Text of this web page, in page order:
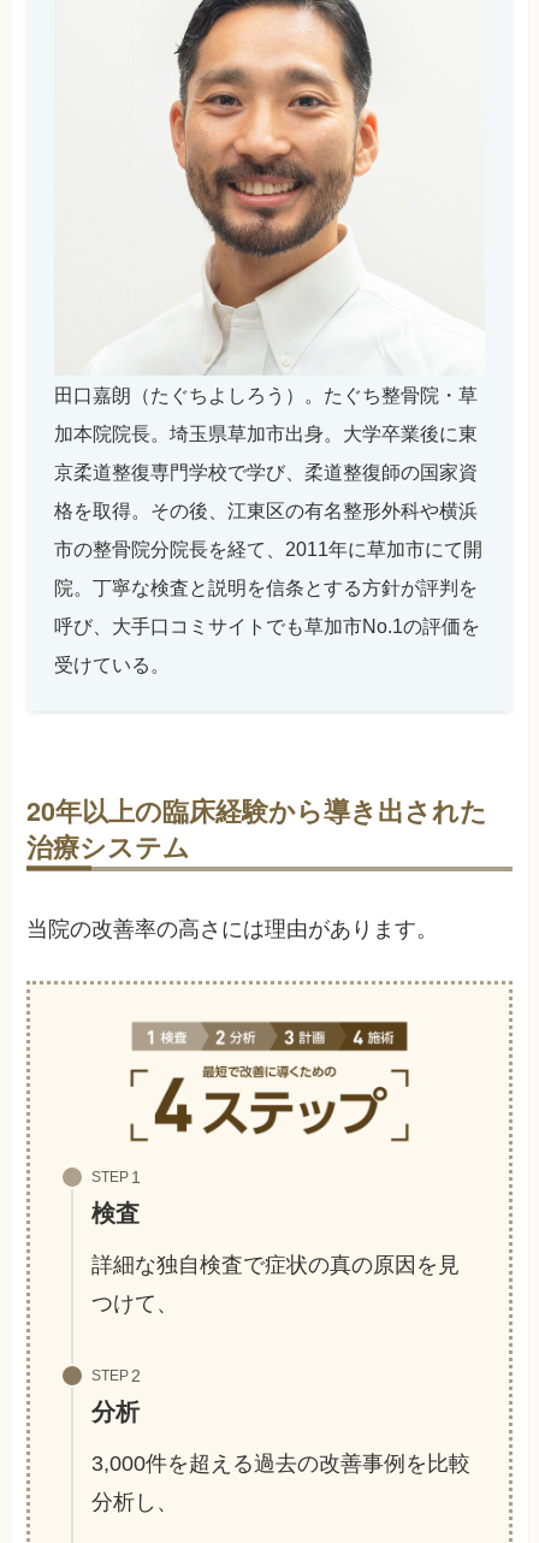
田口嘉朗（たぐちよしろう）。たぐち整骨院・草
加本院院長。埼玉県草加市出身。大学卒業後に東
京柔道整復専門学校で学び、柔道整復師の国家資
格を取得。その後、江東区の有名整形外科や横浜
市の整骨院分院長を経て、2011年に草加市にて開
院。丁寧な検査と説明を信条とする方針が評判を
呼び、大手口コミサイトでも草加市No.1の評価を
受けている。
20年以上の臨床経験から導き出された
治療システム
当院の改善率の高さには理由があります。
STEP
検査
詳細な独自検査で症状の真の原因を見
つけて、
STEP
分析
3,000件を超える過去の改善事例を比較
分析し、